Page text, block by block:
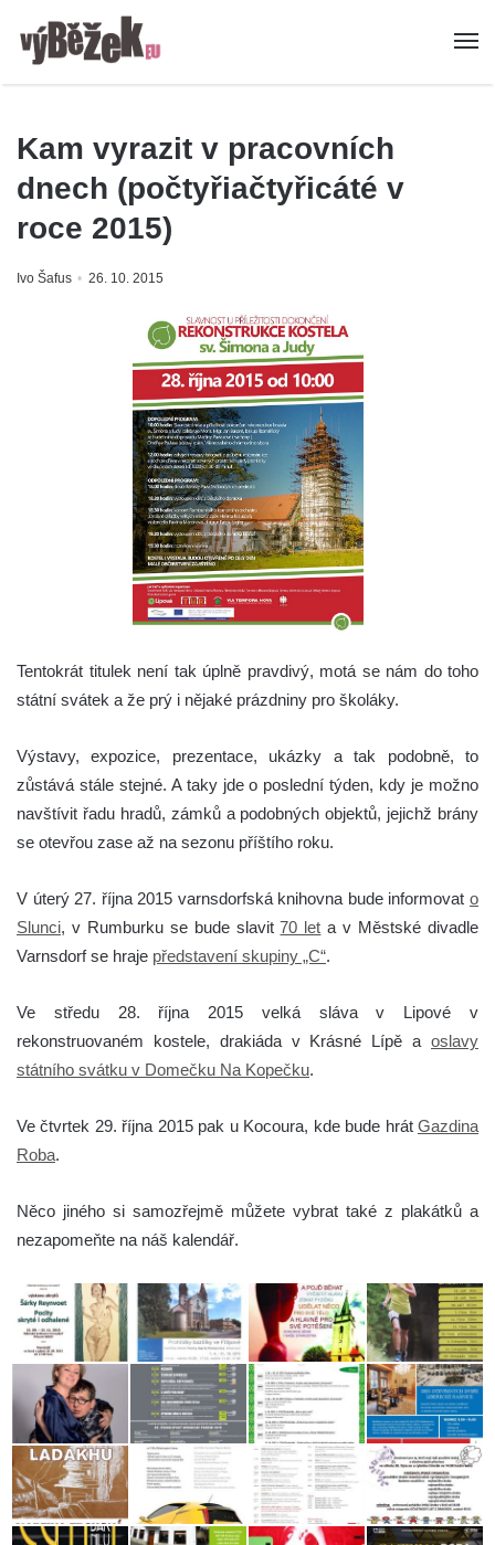
Kam vyrazit v pracovních
dnech (počtyřiačtyřicáté v
roce 2015)
Ivo Šafus 26. 10. 2015
Tentokrát titulek není tak úplně pravdivý, motá se nám do toho
státní svátek a že prý i nějaké prázdniny pro školáky.
Výstavy, expozice, prezentace, ukázky a tak podobně, to
zůstává stále stejné. A taky jde o poslední týden, kdy je možno
navštívit řadu hradů, zámků a podobných objektů, jejichž brány
se otevřou zase až na sezonu příštího roku.
V úterý 27. října 2015 varnsdorfská knihovna bude informovat o
Slunci, v Rumburku se bude slavit70 let a v Městské divadle
Varnsdorf se hraje představení skupiny „C“.
Ve středu 28. října 2015 velká sláva v Lipové v
rekonstruovaném kostele, drakiáda v Krásné Lípě a oslavy
státního svátku v Domečku Na Kopečku.
Ve čtvrtek 29. října 2015 pak u Kocoura, kde bude hrát Gazdina
Roba.
Něco jiného si samozřejmě můžete vybrat také z plakátků a
nezapomeňte na náš kalendář.